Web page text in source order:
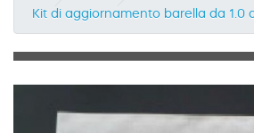
Kit di aggiornamento barella da